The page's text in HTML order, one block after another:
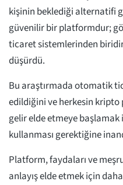
kişinin beklediği alternatifi
güvenilir bir platformdur;
ticaret sistemlerinden
düşürdü.
Bu araştırmada otomatik
edildiğini ve herkesin kripto
gelir elde etmeye
kullanması gerektiğine
Platform, faydaları ve
anlayış elde etmek için